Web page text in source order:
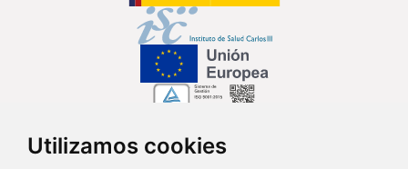
Utilizamos cookies
Síguenos en...